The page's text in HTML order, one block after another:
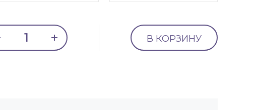
В КОРЗИНУ